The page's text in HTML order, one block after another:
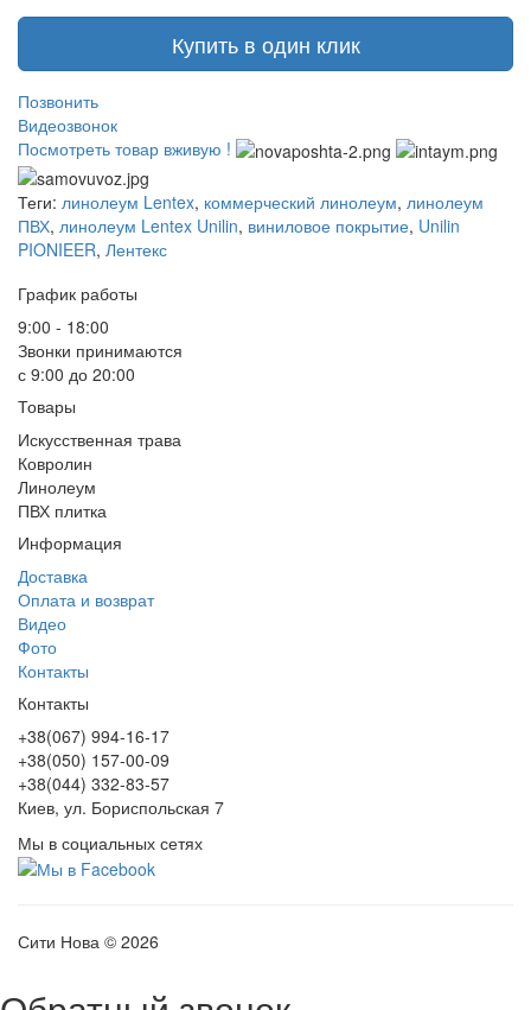
Купить в один клик
Позвонить
Видеозвонок
Посмотреть товар вживую !
Теги: линолеум Lentex, коммерческий линолеум, линолеум
ПВХ, линолеум Lentex Unilin, виниловое покрытие, Unilin
PIONIEER, Лентекс
График работы
9:00 - 18:00
Звонки принимаются
с 9:00 до 20:00
Товары
Искусственная трава
Ковролин
Линолеум
ПВХ плитка
Информация
Доставка
Оплата и возврат
Видео
Фото
Контакты
Контакты
+38(067) 994-16-17
+38(050) 157-00-09
+38(044) 332-83-57
Киев, ул. Бориспольская 7
Мы в социальных сетях
Сити Нова © 2026